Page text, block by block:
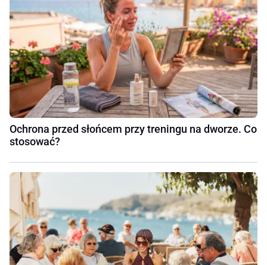
Ochrona przed słońcem przy treningu na dworze. Co
stosować?